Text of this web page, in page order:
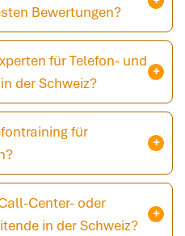
Bewertungen?
für Telefon- und
der Schweiz?
für
Center- oder
in der Schweiz?